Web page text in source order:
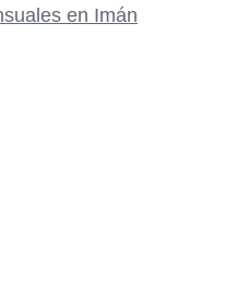
en Imán